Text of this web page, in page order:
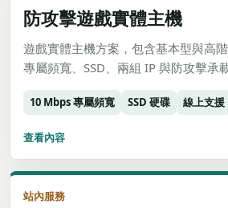
防攻擊遊戲實體主機
遊戲實體主機方案，包含基本型與高
專屬頻寬、SSD、兩組 IP 與防攻擊承載
10 Mbps 專屬頻寬 SSD 硬碟 線上支援
查看內容
站內服務